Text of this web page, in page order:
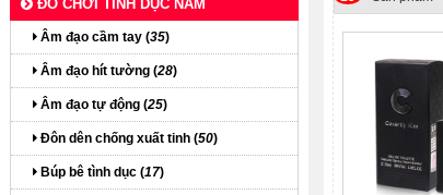
ĐỒ CHƠI TÌNH DỤC NAM
Âm đạo cầm tay (35)
Âm đạo hít tường (28)
Âm đạo tự động (25)
Đôn dên chống xuất tinh (50)
Búp bê tình dục (17)